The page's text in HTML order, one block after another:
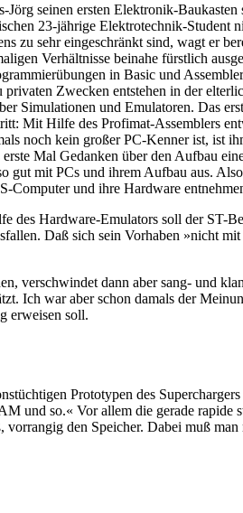
seinen ersten Elektronik-
23-jährige Elektrotechnik-
zu sehr eingeschränkt sind, wagt er
Verhältnisse beinahe fürstlich
in Basic und
Zwecken entstehen in der
Simulationen und Emulatoren. Das
Mit Hilfe des Profimat-Assemblers
noch kein großer PC-Kenner ist, ist
Mal Gedanken über den Aufbau
gut mit PCs und ihrem Aufbau aus.
Computer und ihre Hardware
des Hardware-Emulators soll der ST-
Daß sich sein Vorhaben »nicht
verschwindet dann aber sang- und
Ich war aber schon damals der
erweisen soll.
Prototypen des
und so.« Vor allem die gerade
den Speicher. Dabei muß